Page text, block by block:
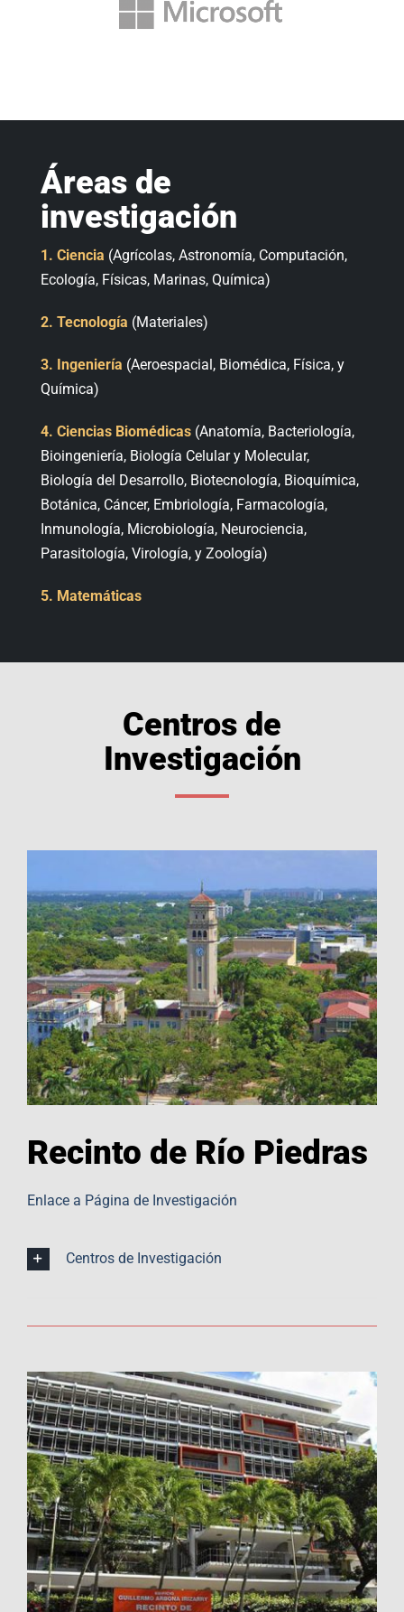
Áreas de
investigación
1. Ciencia (Agrícolas, Astronomía, Computación,
Ecología, Físicas, Marinas, Química)
2. Tecnología (Materiales)
3. Ingeniería (Aeroespacial, Biomédica, Física, y
Química)
4. Ciencias Biomédicas(Anatomía, Bacteriología,
Bioingeniería, Biología Celular y Molecular,
Biología del Desarrollo, Biotecnología, Bioquímica,
Botánica, Cáncer, Embriología, Farmacología,
Inmunología, Microbiología, Neurociencia,
Parasitología, Virología, y Zoología)
5. Matemáticas
Centros de
Investigación
Recinto de Río Piedras
Enlace a Página de Investigación
Centros de Investigación